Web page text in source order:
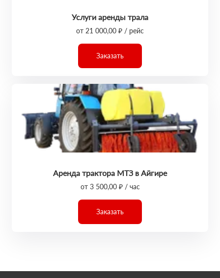
Услуги аренды трала
от 21 000,00 ₽ / рейс
Заказать
Аренда трактора МТЗ в Айгире
от 3 500,00 ₽ / час
Заказать